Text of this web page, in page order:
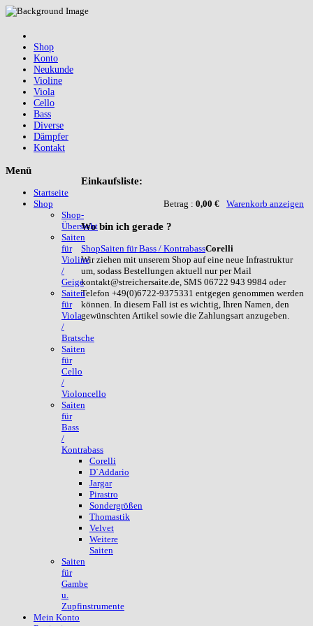
Shop
Konto
Neukunde
Violine
Viola
Cello
Bass
Diverse
Dämpfer
Kontakt
Einkaufsliste:
Betrag : 0,00 € Warenkorb anzeigen
Wobin ich gerade ?
ShopSaiten für Bass / KontrabassCorelli
Wir ziehen mit unserem Shop auf eine neue Infrastruktur
um, sodass Bestellungen aktuell nur per Mail
kontakt@streichersaite.de, SMS 06722 943 9984 oder
Telefon +49(0)6722-9375331 entgegen genommen werden
können. In diesem Fall ist es wichtig, Ihren Namen, den
gewünschten Artikel sowie die Zahlungsart anzugeben.
Menü
Startseite
Shop
Shop-
Übersicht
Saiten
für
Violine
/
Geige
Saiten
für
Viola
/
Bratsche
Saiten
für
Cello
/
Violoncello
Saiten
für
Bass
/
Kontrabass
Corelli
D`Addario
Jargar
Pirastro
Sondergrößen
Thomastik
Velvet
Weitere
Saiten
Saiten
für
Gambe
u.
Zupfinstrumente
Mein Konto